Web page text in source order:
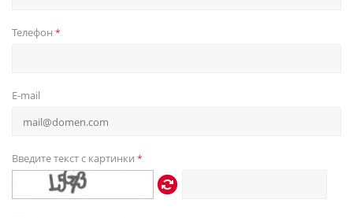
Телефон *
E-mail
Введите текст с картинки *